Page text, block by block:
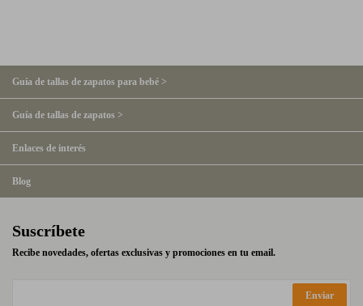
Guía de tallas de zapatos para bebé >
Guía de tallas de zapatos >
Enlaces de interés
Blog
Suscríbete
Recibe novedades, ofertas exclusivas y promociones en tu email.
Enviar